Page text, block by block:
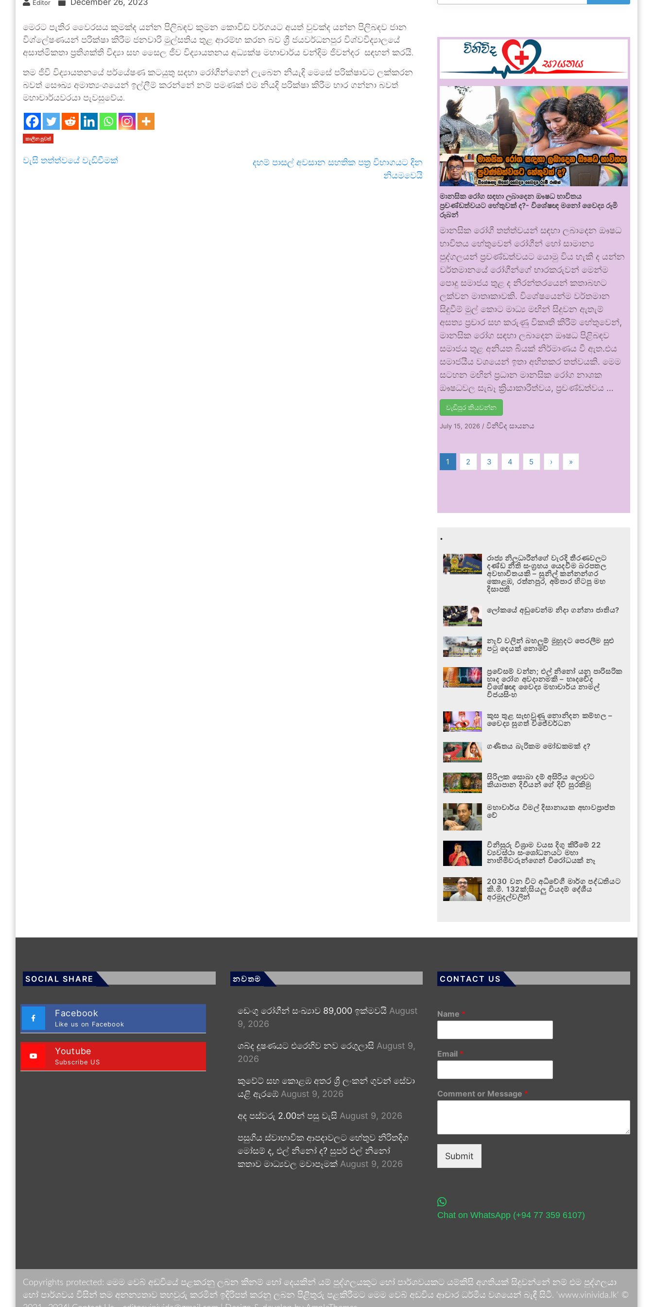
Editor December 26, 2023
මෙරට පැතිර වෛරසය කුමක්ද යන්න පිලිබඳව කුමන කොවිඩ් වර්ගයට අයත් වුවක්ද යන්න පිලිබඳව ජාන
විශ්ලේෂණයන් පරික්ෂා කිරීම ජනවාරි මුල්සතිය තුළ ආරම්භ කරන බව ශ්‍රී ජයවර්ධනපුර විශ්වවිද්‍යාලයේ
අසාත්මිකතා ප්‍රතිශක්ති විද්‍යා සහ සෛල ජීව විද්‍යායතනය අධ්‍යක්ෂ මහාචාර්ය චන්දිම ජිවන්දර සඳහන් කරයි.
තම ජිවි විද්‍යායතනයේ පර්යේෂණ කටයුතු සදහා රෝගීන්ගෙන් ලැබෙන නියැදි මෙසේ පරික්ෂාවට ලක්කරන
බවත් සෞඛ්‍ය අමාත්‍යංශයෙන් ඉල්ලීම් කරන්නේ නම් පමණක් එම නියදි පරික්ෂා කිරීම භාර ගන්නා බවත්
මහාචාර්යවරයා පැවසුවේය.
කාලීන පුවත්
වැසි තත්ත්වයේ වැඩිවීමක්
දහම් පාසල් අවසාන සහතික පත්‍ර විභාගයට දින
නියමවෙයි
මානසික රෝග සඳහා ලබාදෙන ඖෂධ භාවිතය
ප්‍රචණ්ඩත්වයට හේතුවක් ද?- විශේෂඥ මනෝ වෛද්‍ය රූමි
රූබන්
මානසික රෝගී තත්ත්වයන් සඳහා ලබාදෙන ඖෂධ
භාවිතය හේතුවෙන් රෝගීන් හෝ සාමාන්‍ය
පුද්ගලයන් ප්‍රචණ්ඩත්වයට යොමු විය හැකි ද යන්න
වර්තමානයේ රෝගීන්ගේ භාරකරුවන් මෙන්ම
පොදු සමාජය තුළ ද නිරන්තරයෙන් කතාබහට
ලක්වන මාතෘකාවකි. විශේෂයෙන්ම වර්තමාන
සිදුවීම් මුල් කොට මාධ්‍ය මඟින් සිදුවන ඇතැම්
අසත්‍ය ප්‍රචාර සහ කරුණු විකෘති කිරීම් හේතුවෙන්,
මානසික රෝග සඳහා ලබාදෙන ඖෂධ පිළිබඳව
සමාජය තුළ අනියත බියක් නිර්මාණය වී ඇත.එය
සමාජයීය වශයෙන් ඉතා අහිතකර තත්වයකි. මෙම
සටහන මඟින් ප්‍රධාන මානසික රෝග නාශක
ඖෂධවල සැබෑ ක්‍රියාකාරීත්වය, ප්‍රචණ්ඩත්වය …
වැඩිපුර කියවන්න
July 15, 2026 /විනිවිද සායනය
1 2 3 4 5 › »
.
රාජ්‍ය නිලධාරීන්ගේ වැරදි තීරණවලට
දණ්ඩ නීති සංග්‍රහය යෙදවීම බරපතල
අවභාවිතයකි – සුනිල් කන්නන්ගර
කොළඹ, රත්නපුර, අම්පාර හිටපු මහ
දිසාපති
ලෝකයේ අඩුවෙන්ම නිදා ගන්නා ජාතිය?
නැව් වලින් බහලුම් මුහුදට පෙරලීම සුළු
පටු දෙයක් නොවේ
ප්‍රවේසම් වන්න; එල් නිනෝ යනු පාරිසරික
හෘද රෝග අවදානමකි – හෘදවේද
විශේෂඥ වෛද්‍ය මහාචාර්ය නාමල්
විජයසිංහ
කුස තුළ සැඟවුණු නොනිදන කම්හල –
වෛද්‍ය සුගත් විජේවර්ධන
ගණිතය බැරිකම මෝඩකමක් ද?
සිරිලක සොබා දම් අසිරිය ලොවට
කියාපාන දිවියන් ගේ දිවි සුරකිමු
මහාචාර්ය විමල් දිසානායක අභාවප්‍රාප්ත
වේ
විනිසුරු විශ්‍රාම වයස දිගු කිරීමේ 22
ව්‍යවස්ථා සංශෝධනයට මහා
නාහිමිවරුන්ගෙන් විරෝධයක් නෑ
2030 වන විට අධිවේගී මාර්ග පද්ධතියට
කි.මී. 132ක්;සියලු වියදම් දේශීය
අරමුදල්වලින්
SOCIAL SHARE
Facebook
Like us on Facebook
Youtube
Subscribe US
නවතම
ඩෙංගු රෝගීන් සංඛ්‍යාව 89,000 ඉක්මවයි August
9, 2026
ශබ්ද දූෂණයට එරෙහිව නව රෙගුලාසි August 9,
2026
කුවේට් සහ කොළඹ අතර ශ්‍රී ලංකන් ගුවන් සේවා
යළි ඇරඹේ August 9, 2026
අද පස්වරු 2.00න් පසු වැසි August 9, 2026
පසුගිය ස්වාභාවික ආපදාවලට හේතුව නිරිතදිග
මෝසම් ද, එල් නිනෝ ද? සුපර් එල් නිනෝ
කතාව මාධ්‍යවල මවාපෑමක් August 9, 2026
CONTACT US
Name *
Email *
Comment or Message *
Submit
Chat on WhatsApp (+94 77 359 6107)
Copyrights protected: මෙම වෙබ් අඩවියේ පළකරනු ලබන කිනම් හෝ දෙයකින් යම් පුද්ගලයකුට හෝ පාර්ශවයකට යම්කිසි අගතියක් සිදුවන්නේ නම් එම පුද්ගලයා
හෝ පාර්ශවය විසින් තම අනන්‍යතාව තහවුරු කරමින් ඉදිරිපත් කරනු ලබන පිළිතුරු පළකිරීමට මෙම වෙබ් අඩවිය ආචාර ධර්මීය වශයෙන් බැඳී සිටී. 'www.vinivida.lk' ©